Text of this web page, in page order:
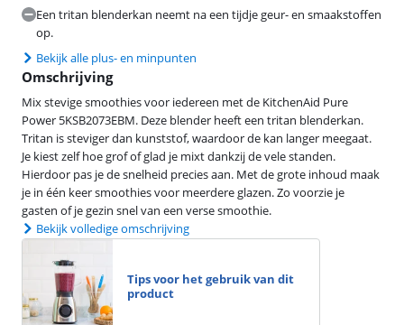
Een tritan blenderkan neemt na een tijdje geur- en smaakstoffen
op.
Bekijk alle plus- en minpunten
Omschrijving
Mix stevige smoothies voor iedereen met de KitchenAid Pure
Power 5KSB2073EBM. Deze blender heeft een tritan blenderkan.
Tritan is steviger dan kunststof, waardoor de kan langer meegaat.
Je kiest zelf hoe grof of glad je mixt dankzij de vele standen.
Hierdoor pas je de snelheid precies aan. Met de grote inhoud maak
je in één keer smoothies voor meerdere glazen. Zo voorzie je
gasten of je gezin snel van een verse smoothie.
Bekijk volledige omschrijving
Tips voor het gebruik van dit
product